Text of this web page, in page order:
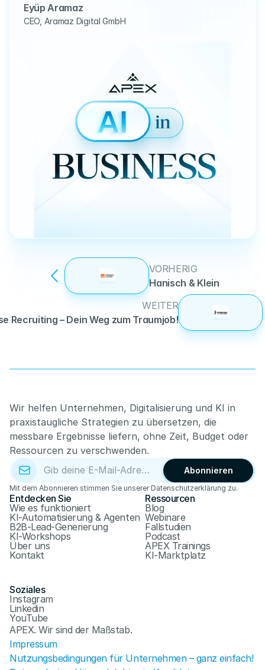
Eyüp Aramaz
CEO, Aramaz Digital GmbH
VORHERIG
Hanisch & Klein
WEITER
Recruiting – Dein Weg zum Traumjob!
Wir helfen Unternehmen, Digitalisierung und KI in
praxistaugliche Strategien zu übersetzen, die
messbare Ergebnisse liefern, ohne Zeit, Budget oder
Ressourcen zu verschwenden.
Abonnieren
Mit dem Abonnieren stimmen Sie unserer Datenschutzerklärung zu.
Entdecken Sie
Wie es funktioniert
KI-Automatisierung & Agenten
B2B-Lead-Generierung
KI-Workshops
Über uns
Kontakt
Ressourcen
Blog
Webinare
Fallstudien
Podcast
APEX Trainings
KI-Marktplatz
Soziales
Instagram
Linkedin
YouTube
APEX. Wir sind der Maßstab.
Impressum
Nutzungsbedingungen für Unternehmen – ganz einfach!